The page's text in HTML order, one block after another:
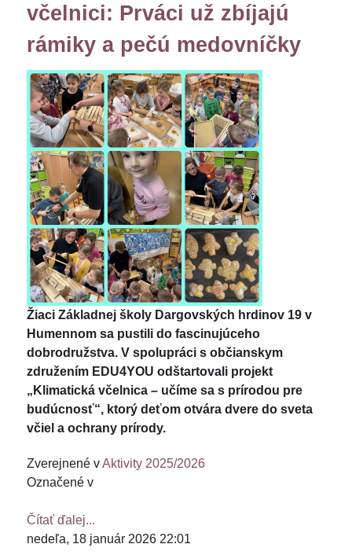
včelnici: Prváci už zbíjajú
rámiky a pečú medovníčky
Žiaci Základnej školy Dargovských hrdinov 19 v
Humennom sa pustili do fascinujúceho
dobrodružstva. V spolupráci s občianskym
združením EDU4YOU odštartovali projekt
„Klimatická včelnica – učíme sa s prírodou pre
budúcnosť“, ktorý deťom otvára dvere do sveta
včiel a ochrany prírody.
Zverejnené vAktivity 2025/2026
Označené v
Čítať ďalej...
nedeľa, 18 január 2026 22:01